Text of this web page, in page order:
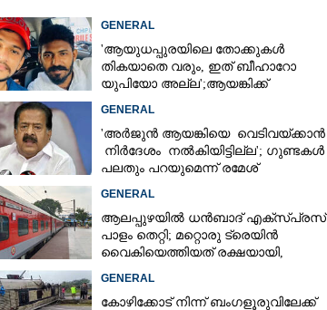
GENERAL
'ആയുധപ്പുരയിലെ തോക്കുകൾ
തികയാതെ വരും, ഇത് ബീഹാറോ
യുപിയോ അല്ല';ആയങ്കിക്ക്
GENERAL
'അർജുൻ ആയങ്കിയെ വെടിവയ്ക്കാൻ
നിർദേശം നൽകിയിട്ടില്ല'; ഗുണ്ടകൾ
പലതും പറയുമെന്ന് രമേശ്
GENERAL
ആലപ്പുഴയിൽ ധൻബാദ് എക്‌സ്പ്രസ്
പാളം തെറ്റി; മറ്റൊരു ട്രെയിൻ
വൈകിയെത്തിയത് രക്ഷയായി,
GENERAL
കോഴിക്കോട് നിന്ന് ബംഗളൂരുവിലേക്ക്